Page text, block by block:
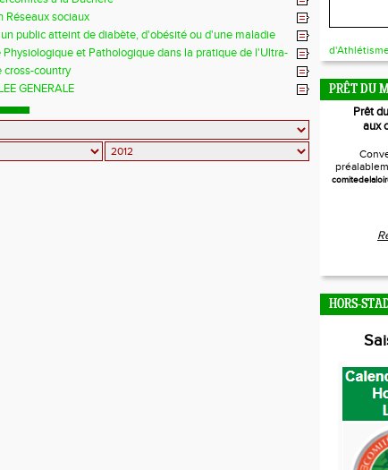
Réseaux sociaux
public atteint de diabète, d'obésité ou d'une maladie
Physiologique et Pathologique dans la pratique de l'Ultra-
cross-country
GENERALE PRÊT DU
Prêt
aux
HORS-